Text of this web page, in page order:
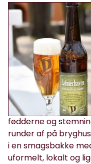
Bryg og
Tag med en af
gader og smag på
får du de gode
farverige personer,
der har lagt navn til
Undervejs mærker
fødderne og
runder af på
i en smagsbakke
uformelt, lokalt og